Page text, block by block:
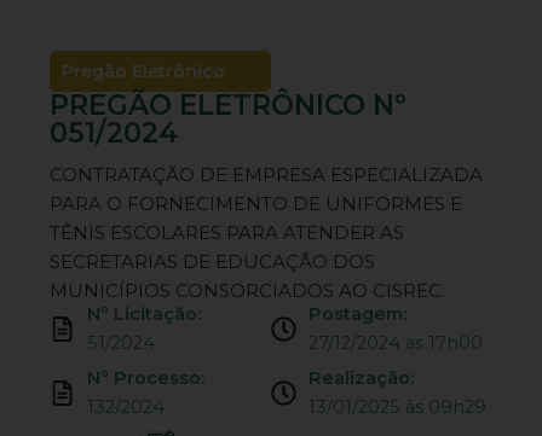
Pregão Eletrônico
PREGÃO ELETRÔNICO Nº
051/2024
CONTRATAÇÃO DE EMPRESA ESPECIALIZADA
PARA O FORNECIMENTO DE UNIFORMES E
TÊNIS ESCOLARES PARA ATENDER AS
SECRETARIAS DE EDUCAÇÃO DOS
MUNICÍPIOS CONSORCIADOS AO CISREC.
Nº Licitação:
51/2024
Nº Processo:
132/2024
Postagem:
27/12/2024 às 17h00
Realização:
13/01/2025 às 09h29